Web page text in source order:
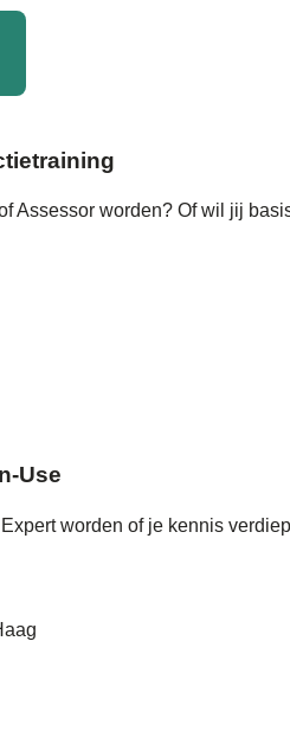
Assessor worden? Of wil jij
Use
worden of je kennis